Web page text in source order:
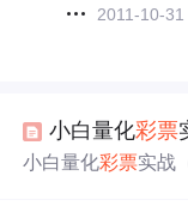
2011-10-31
小白量化彩票
小白量化彩票实战